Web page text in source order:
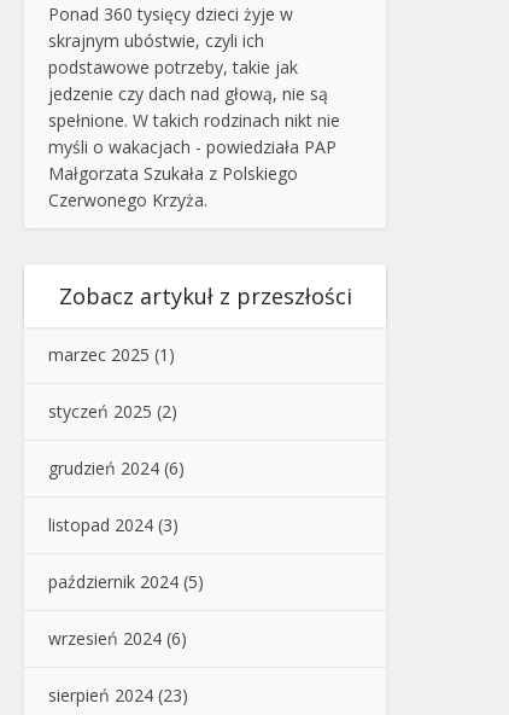
Ponad 360 tysięcy dzieci żyje w
skrajnym ubóstwie, czyli ich
podstawowe potrzeby, takie jak
jedzenie czy dach nad głową, nie są
spełnione. W takich rodzinach nikt nie
myśli o wakacjach - powiedziała PAP
Małgorzata Szukała z Polskiego
Czerwonego Krzyża.
Zobacz artykuł z przeszłości
marzec 2025 (1)
styczeń 2025 (2)
grudzień 2024 (6)
listopad 2024 (3)
październik 2024 (5)
wrzesień 2024 (6)
sierpień 2024 (23)